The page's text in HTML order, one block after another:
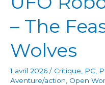
– The
Wolves
1 avril 2026 / Critique PC
Aventure/action Open